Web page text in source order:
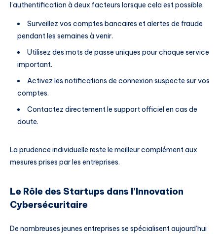
l’authentification à deux facteurs lorsque cela est possible.
Surveillez vos comptes bancaires et alertes de fraude
pendant les semaines à venir.
Utilisez des mots de passe uniques pour chaque service
important.
Activez les notifications de connexion suspecte sur vos
comptes.
Contactez directement le support officiel en cas de
doute.
La prudence individuelle reste le meilleur complément aux
mesures prises par les entreprises.
Le Rôle des Startups dans l’Innovation
Cybersécuritaire
De nombreuses jeunes entreprises se spécialisent aujourd’hui